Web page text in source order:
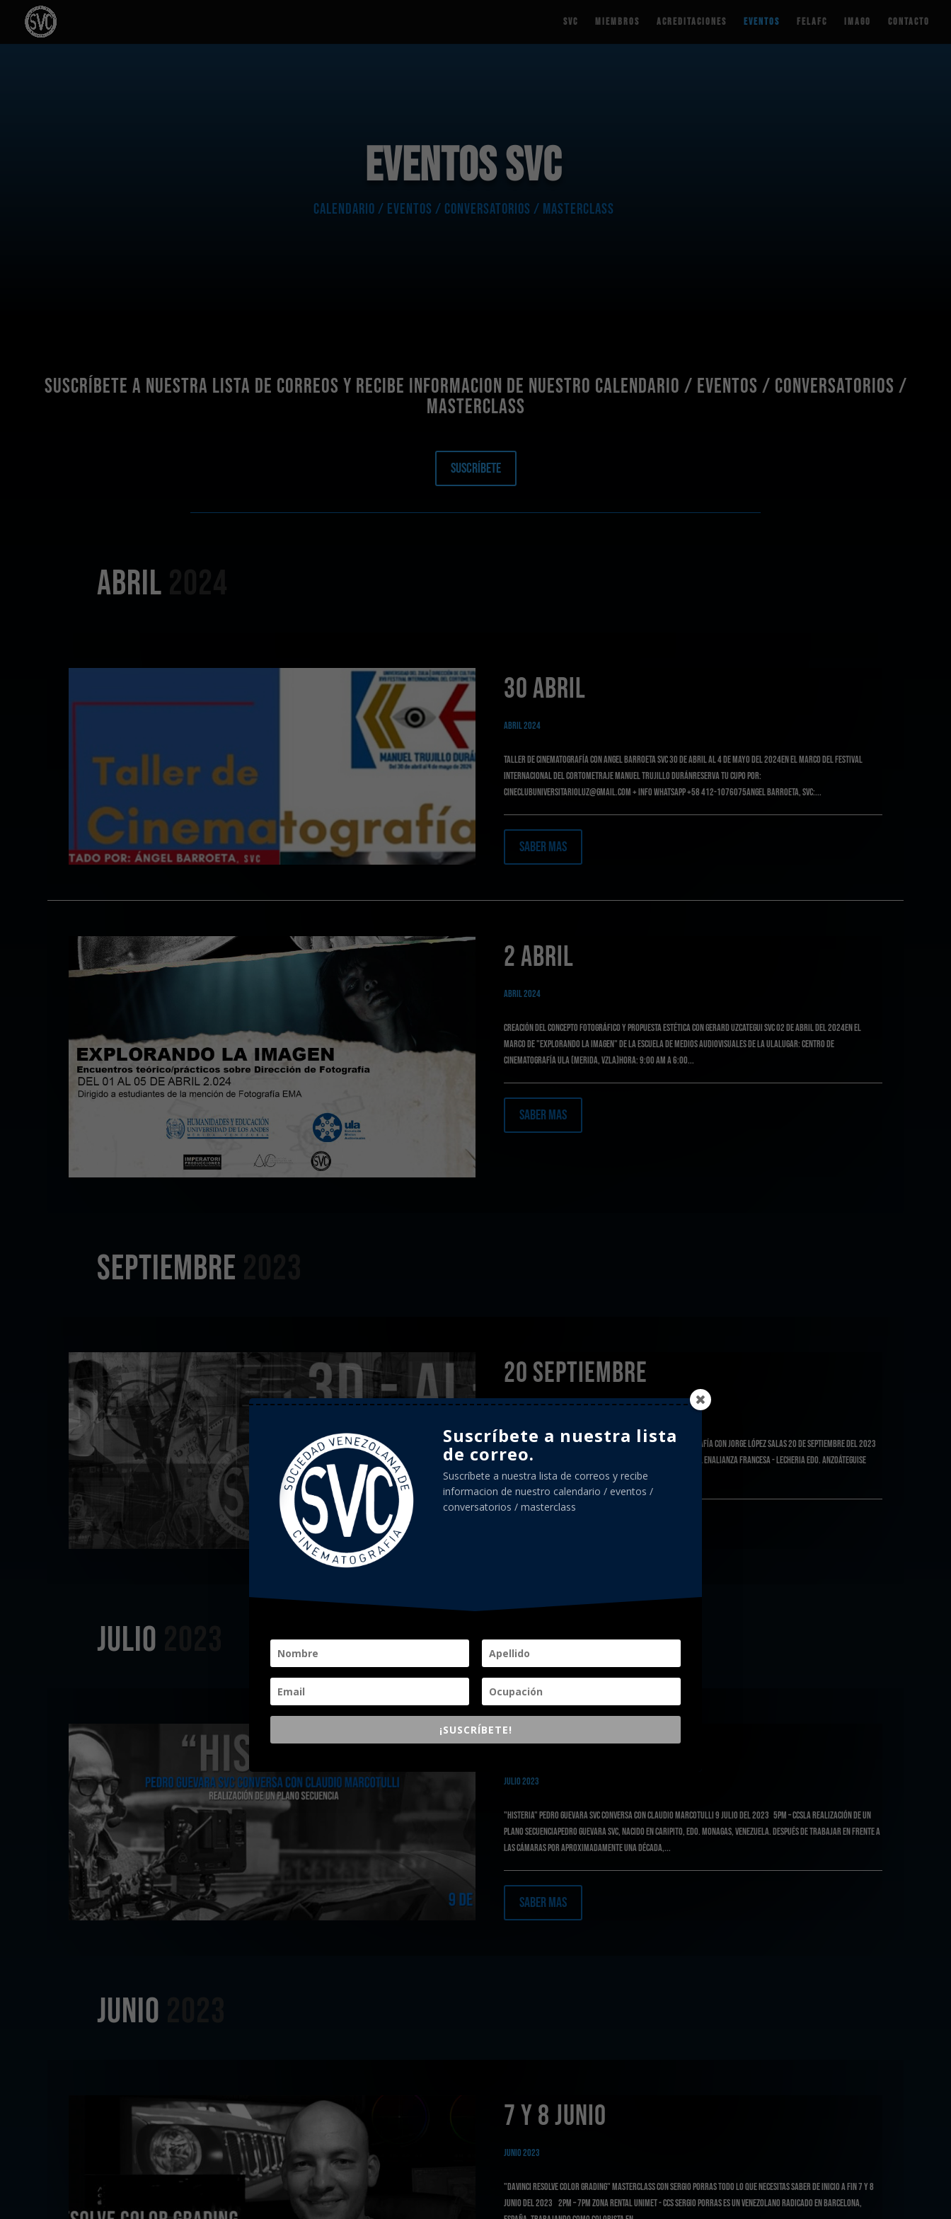
SVC Miembros Acreditaciones Eventos FELAFC IMAGO Contacto
EVENTOS SVC
CALENDARIO / EVENTOS / CONVERSATORIOS / MASTERCLASS
SUSCRÍBETE A NUESTRA LISTA DE CORREOS Y RECIBE INFORMACION DE NUESTRO CALENDARIO / EVENTOS / CONVERSATORIOS /
MASTERCLASS
Suscríbete
ABRIL
30 ABRIL
Abril 2024
Taller de Cinematografía Con Angel Barroeta SVC 30 de Abril al 4 de mayo del 2024en el marco del Festival
Internacional del Cortometraje Manuel Trujillo Duránreserva tu cupo por:
cineclubuniversitarioluz@gmail.com + info whatsapp +58 412-1076075Angel Barroeta, SVC:...
Saber Mas
2 ABRIL
Abril 2024
Creación del concepto fotográfico y propuesta estética Con GErard Uzcategui SVC 02 de Abril del 2024en el
marco de "explorando la imagen" de la Escuela de Medios Audiovisuales de la ULALugar: Centro de
Cinematografía ULA (Merida, VZLA)Hora: 9:00 am a 6:00...
Saber Mas
SEPTIEMBRE
20 SEPTIEMBRE
3D - AI - VR COMO HERRAMIENTAS PARA LA DIRECCIÓN DE FOTOGRAFÍA Con Jorge López Salas 20 de Septiembre del 2023
11AM – VZLAFestival de cine ELCO 2023VIA ZOOM Y PRESENCIAL ENALIANZA FRANCESA - LECHERIA EDO. ANZOÁTEGUISE
CONVERSARA SOBRE EL USO DE TECNOLOGÍAS...
JULIO
9 DE JULIO
Julio 2023
"Histeria" Pedro Guevara SVC Conversa con Claudio Marcotulli 9 Julio del 2023 5PM – CCSLa Realización de un
plano secuenciaPedro Guevara SVC, Nacido en Caripito, Edo. Monagas, Venezuela. Después de trabajar en frente a
las cámaras por aproximadamente una década,...
Saber Mas
JUNIO
7 Y 8 JUNIO
Junio 2023
"Davinci Resolve Color Grading" Masterclass con Sergio Porras TODO LO QUE NECESITAS SABER DE INICIO A FIN 7 y 8
Junio del 2023 2PM – 7pm ZONA RENTAL UNIMET - ccs Sergio Porras es un Venezolano radicado en Barcelona,
Suscríbete a nuestra lista
de correo.
Suscríbete a nuestra lista de correos y recibe
informacion de nuestro calendario / eventos /
conversatorios / masterclass
¡SUSCRÍBETE!